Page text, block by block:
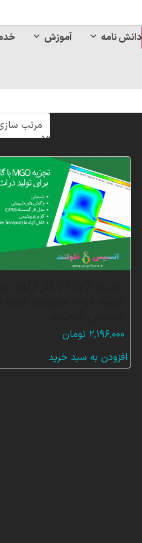
آموزش دانش نامه
۲,۱۹۶,۰۰۰ تومان
افزودن به سبد خرید